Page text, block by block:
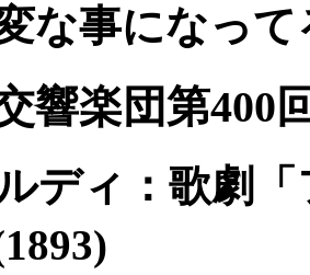
な事になっ
響楽団第400
ディ：歌劇